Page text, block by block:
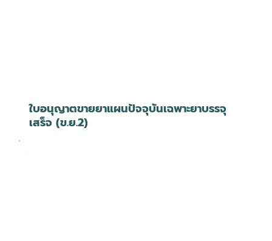
ใบอนุญาตขายยาแผนปัจจุบันเฉพาะยาบรรจุ
เสร็จ (ข.ย.2)